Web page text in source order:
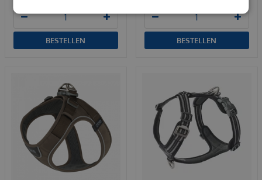
BESTELLEN BESTELLEN